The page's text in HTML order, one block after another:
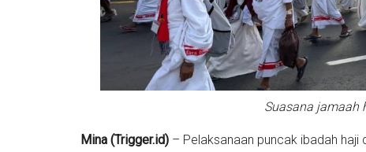
Suasana jamaah
Mina (Trigger.id) – Pelaksanaan puncak ibadah haji